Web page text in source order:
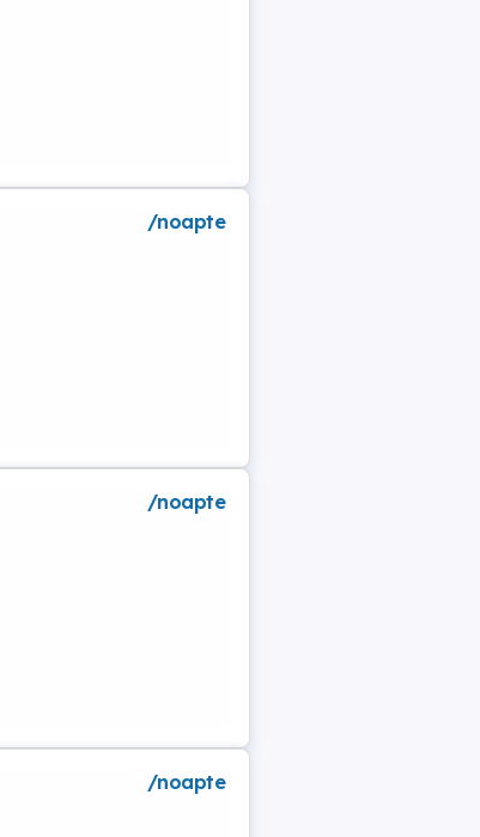
/noapte
/noapte
/noapte